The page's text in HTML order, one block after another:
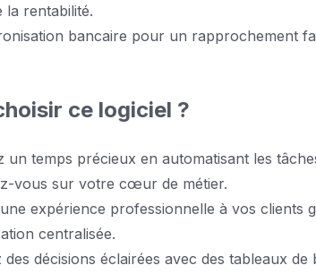
la rentabilité.
bancaire pour un rapprochement
ce logiciel ?
un temps précieux en automatisant les
vous sur votre cœur de métier.
expérience professionnelle à vos clients
centralisée.
décisions éclairées avec des tableaux